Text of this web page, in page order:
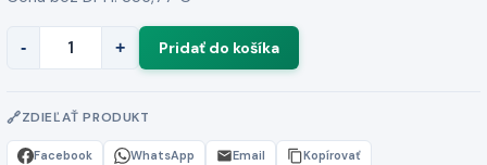
- +
ZDIEĽAŤ PRODUKT
Facebook WhatsApp Email Kopírovať